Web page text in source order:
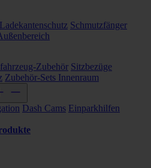
Ladekantenschutz Schmutzfänger
Zubehör Sitzbezüge
Zubehör-Sets Innenraum
Dash Cams Einparkhilfen